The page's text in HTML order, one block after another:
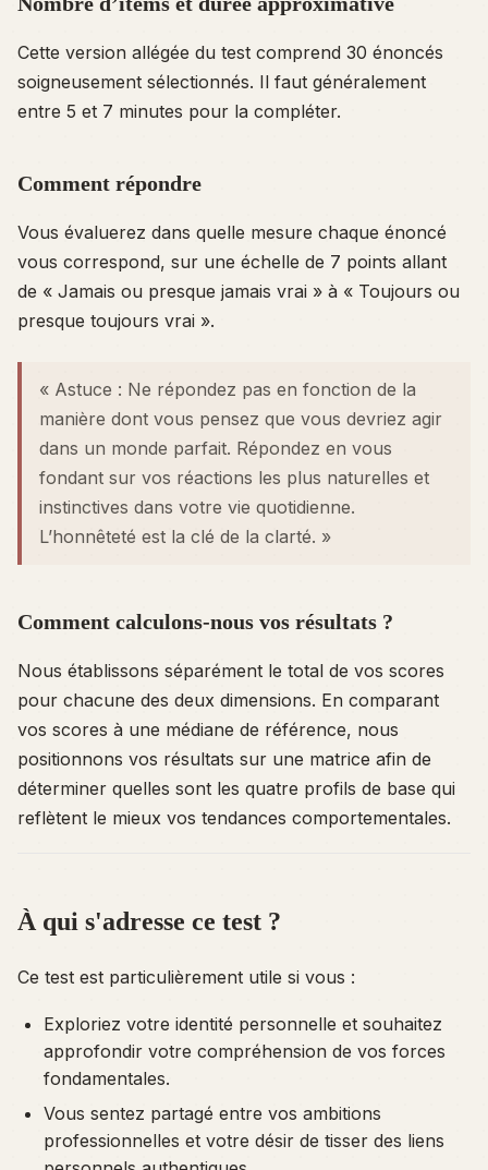
Cette version allégée du test comprend 30 énoncés
soigneusement sélectionnés. Il faut généralement
entre 5 et 7 minutes pour la compléter.
Comment répondre
Vous évaluerez dans quelle mesure chaque énoncé
vous correspond, sur une échelle de 7 points allant
de « Jamais ou presque jamais vrai » à « Toujours ou
presque toujours vrai ».
« Astuce : Ne répondez pas en fonction de la
manière dont vous pensez que vous devriez agir
dans un monde parfait. Répondez en vous
fondant sur vos réactions les plus naturelles et
instinctives dans votre vie quotidienne.
L’honnêteté est la clé de la clarté. »
Comment calculons-nous vos résultats ?
Nous établissons séparément le total de vos scores
pour chacune des deux dimensions. En comparant
vos scores à une médiane de référence, nous
positionnons vos résultats sur une matrice afin de
déterminer quelles sont les quatre profils de base qui
reflètent le mieux vos tendances comportementales.
À qui s'adresse ce test ?
Ce test est particulièrement utile si vous :
Exploriez votre identité personnelle et souhaitez
approfondir votre compréhension de vos forces
fondamentales.
Vous sentez partagé entre vos ambitions
professionnelles et votre désir de tisser des liens